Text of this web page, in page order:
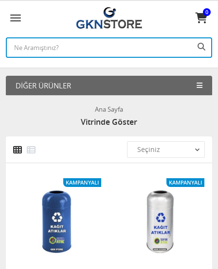
0
DIĞER ÜRÜNLER
Ana Sayfa
Vitrinde Göster
KAMPANYALI KAMPANYALI